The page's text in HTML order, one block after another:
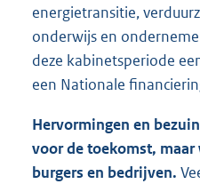
energietransitie,
onderwijs en
deze kabinetsperiode
een Nationale
Hervormingen en
voor de toekomst,
burgers en bedrijven.